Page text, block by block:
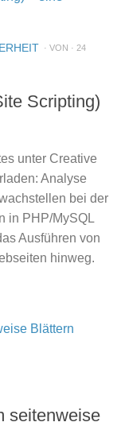
· VON · 24
Scripting)
unter Creative
Analyse
bei der
in PHP/MySQL
Ausführen von
hinweg.
seitenweise